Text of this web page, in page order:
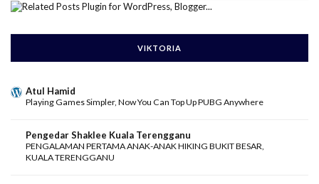
VIKTORIA
Atul Hamid
Playing Games Simpler, Now You Can Top Up PUBG Anywhere
Pengedar Shaklee Kuala Terengganu
PENGALAMAN PERTAMA ANAK-ANAK HIKING BUKIT BESAR,
KUALA TERENGGANU